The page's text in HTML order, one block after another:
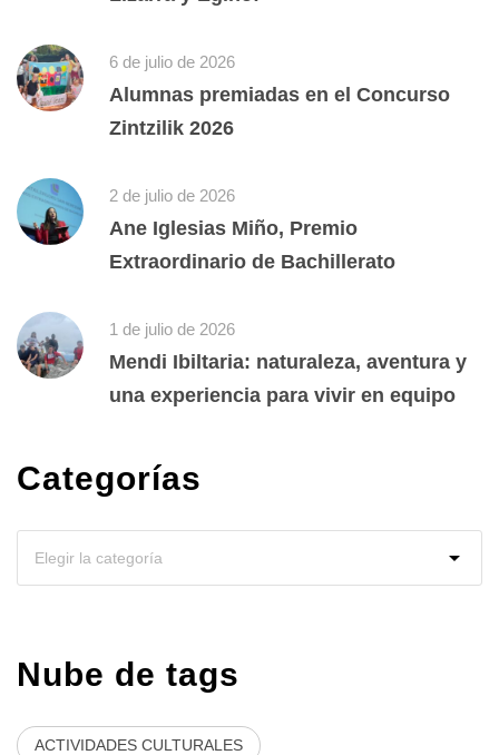
6 de julio de 2026
Alumnas premiadas en el Concurso
Zintzilik 2026
2 de julio de 2026
Ane Iglesias Miño, Premio
Extraordinario de Bachillerato
1 de julio de 2026
Mendi Ibiltaria: naturaleza, aventura y
una experiencia para vivir en equipo
Categorías
Nube de tags
ACTIVIDADES CULTURALES